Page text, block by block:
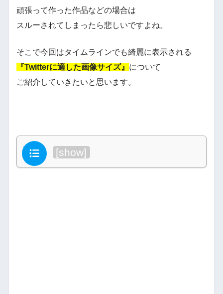
頑張って作った作品などの場合は
スルーされてしまったら悲しいですよね。
そこで今回はタイムラインでも綺麗に表示される
『Twitterに適した画像サイズ』 について
ご紹介していきたいと思います。
目次 [show]